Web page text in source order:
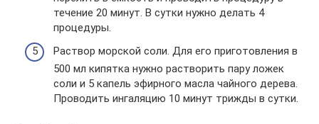
течение 20 минут. В сутки нужно делать 4
процедуры.
Раствор морской соли. Для его приготовления в
500 мл кипятка нужно растворить пару ложек
соли и 5 капель эфирного масла чайного дерева.
Проводить ингаляцию 10 минут трижды в сутки.